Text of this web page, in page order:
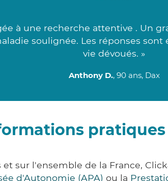
à une recherche attentive . Un
soulignée. Les réponses
vie dévoués. »
Anthony D., 90 ans, Dax
sur l'ensemble de la France,
d'Autonomie (APA) ou la